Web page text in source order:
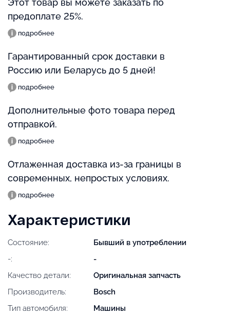
предоплате 25%.
подробнее
Гарантированный срок доставки в
Россию или Беларусь до 5 дней!
подробнее
Дополнительные фото товара перед
отправкой.
подробнее
Отлаженная доставка из-за границы в
современных, непростых условиях.
подробнее
Характеристики
Состояние:
Бывший в употреблении
-:
-
Качество детали:
Оригинальная запчасть
Производитель:
Bosch
Тип автомобиля:
Машины